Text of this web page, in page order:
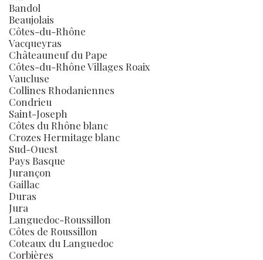
Bandol
Beaujolais
Côtes-du-Rhône
Vacqueyras
Châteauneuf du Pape
Côtes-du-Rhône Villages Roaix
Vaucluse
Collines Rhodaniennes
Condrieu
Saint-Joseph
Côtes du Rhône blanc
Crozes Hermitage blanc
Sud-Ouest
Pays Basque
Jurançon
Gaillac
Duras
Jura
Languedoc-Roussillon
Côtes de Roussillon
Coteaux du Languedoc
Corbières